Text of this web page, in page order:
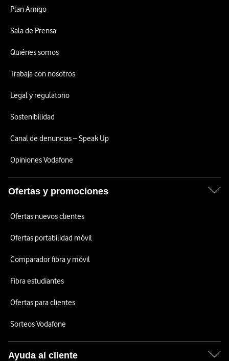
Plan Amigo
Sala de Prensa
Quiénes somos
Trabaja con nosotros
Legal y regulatorio
Sostenibilidad
Canal de denuncias – Speak Up
Opiniones Vodafone
Ofertas y promociones
Ofertas nuevos clientes
Ofertas portabilidad móvil
Comparador fibra y móvil
Fibra estudiantes
Ofertas para clientes
Sorteos Vodafone
Ayuda al cliente